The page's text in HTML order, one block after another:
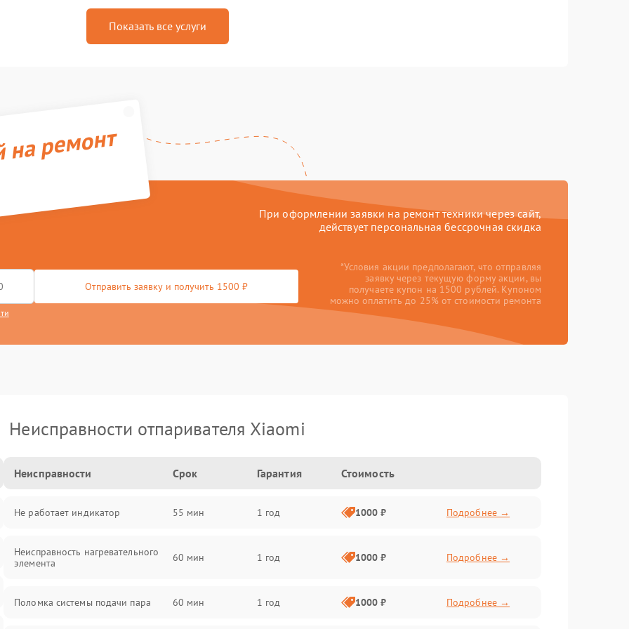
Показать все услуги
ремонт
При оформлении заявки на ремонт техники через сайт,
действует персональная бессрочная скидка
Отправить заявку и получить 1500 ₽
*Условия акции предполагают, что отправляя
заявку через текущую форму акции, вы
получаете купон на 1500 рублей. Купоном
можно оплатить до 25% от стоимости ремонта
Неисправности отпаривателя Xiaomi
Неисправности Срок Гарантия Стоимость
Не работает индикатор 55 мин 1 год 1000 ₽ Подробнее →
Неисправность нагревательного
элемента
60 мин 1 год 1000 ₽ Подробнее →
Поломка системы подачи пара 60 мин 1 год 1000 ₽ Подробнее →